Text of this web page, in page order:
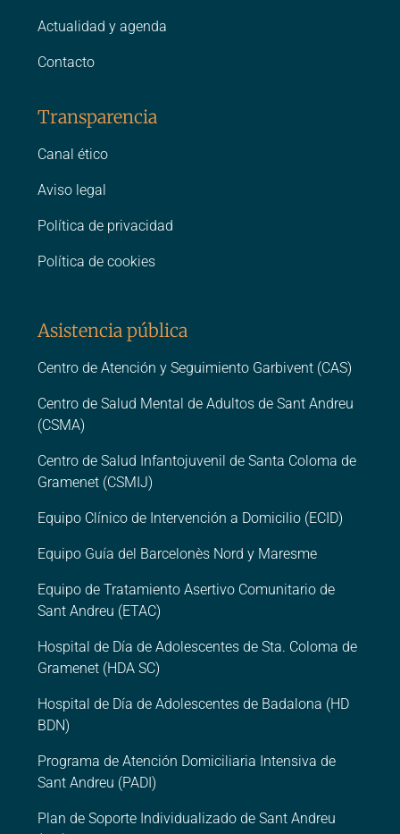
Actualidad y agenda
Contacto
Transparencia
Canal ético
Aviso legal
Política de privacidad
Política de cookies
Asistencia pública
Centro de Atención y Seguimiento Garbivent (CAS)
Centro de Salud Mental de Adultos de Sant Andreu
(CSMA)
Centro de Salud Infantojuvenil de Santa Coloma de
Gramenet (CSMIJ)
Equipo Clínico de Intervención a Domicilio (ECID)
Equipo Guía del Barcelonès Nord y Maresme
Equipo de Tratamiento Asertivo Comunitario de
Sant Andreu (ETAC)
Hospital de Día de Adolescentes de Sta. Coloma de
Gramenet (HDA SC)
Hospital de Día de Adolescentes de Badalona (HD
BDN)
Programa de Atención Domiciliaria Intensiva de
Sant Andreu (PADI)
Plan de Soporte Individualizado de Sant Andreu